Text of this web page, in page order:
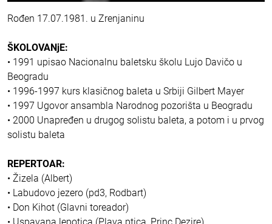
Rođen 17.07.1981. u Zrenjaninu
ŠKOLOVANjE:
• 1991 upisao Nacionalnu baletsku školu Lujo Davičo u
Beogradu
• 1996-1997 kurs klasičnog baleta u Srbiji Gilbert Mayer
• 1997 Ugovor ansambla Narodnog pozorišta u Beogradu
• 2000 Unapređen u drugog solistu baleta, a potom i u prvog
solistu baleta
REPERTOAR:
• Žizela (Albert)
• Labudovo jezero (pd3, Rodbart)
• Don Kihot (Glavni toreador)